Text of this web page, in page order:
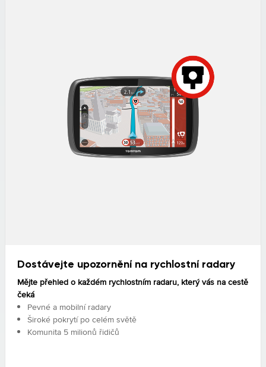
Dostávejte upozornění na rychlostní radary
Mějte přehled o každém rychlostním radaru, který vás na cestě
čeká
Pevné a mobilní radary
Široké pokrytí po celém světě
Komunita 5 milionů řidičů